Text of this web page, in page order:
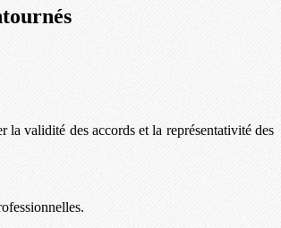
la validité des accords et la représentativité des